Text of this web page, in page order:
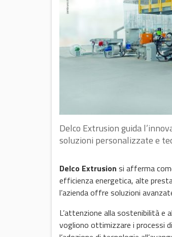
Delco Extrusion guida
soluzioni personalizzate e
Delco Extrusion si afferma
efficienza energetica, alte
l’azienda offre soluzioni
L’attenzione alla sostenibilità e
vogliono ottimizzare i processi